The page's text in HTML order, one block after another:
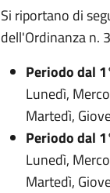
Si riportano di
dell'Ordinanza n.
Periodo dal
Lunedì,
Martedì,
Periodo dal
Lunedì,
Martedì,